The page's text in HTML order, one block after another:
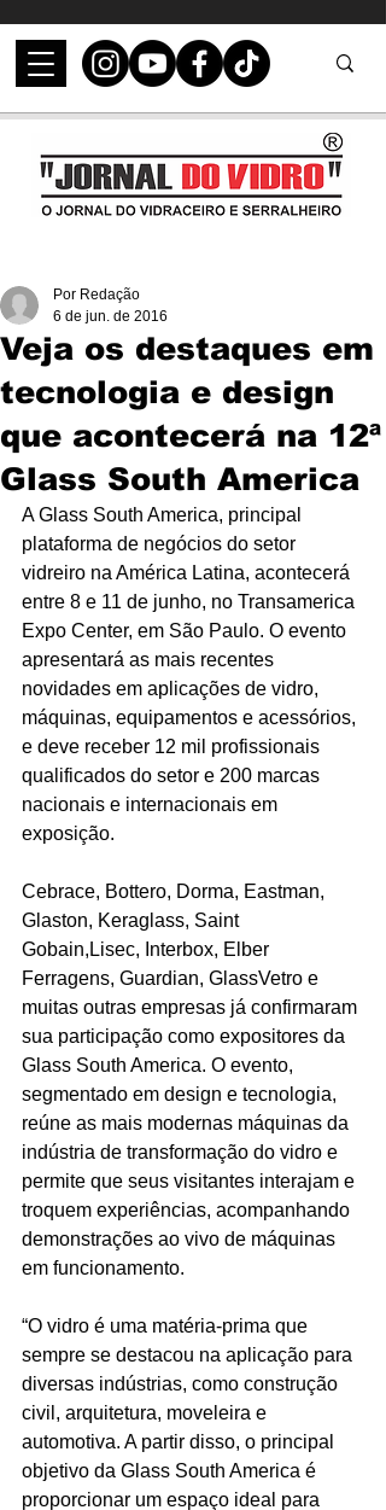
Veja os destaques em
tecnologia e design
que acontecerá na 12ª
Glass South America
Por Redação
6 de jun. de 2016
A Glass South America, principal
plataforma de negócios do setor
vidreiro na América Latina, acontecerá
entre 8 e 11 de junho, no Transamerica
Expo Center, em São Paulo. O evento
apresentará as mais recentes
novidades em aplicações de vidro,
máquinas, equipamentos e acessórios,
e deve receber 12 mil profissionais
qualificados do setor e 200 marcas
nacionais e internacionais em
exposição.
Cebrace, Bottero, Dorma, Eastman,
Glaston, Keraglass, Saint
Gobain,Lisec, Interbox, Elber
Ferragens, Guardian, GlassVetro e
muitas outras empresas já confirmaram
sua participação como expositores da
Glass South America. O evento,
segmentado em design e tecnologia,
reúne as mais modernas máquinas da
indústria de transformação do vidro e
permite que seus visitantes interajam e
troquem experiências, acompanhando
demonstrações ao vivo de máquinas
em funcionamento.
“O vidro é uma matéria-prima que
sempre se destacou na aplicação para
diversas indústrias, como construção
civil, arquitetura, moveleira e
automotiva. A partir disso, o principal
objetivo da Glass South America é
proporcionar um espaço ideal para